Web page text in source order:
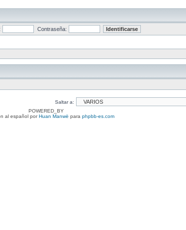
Contraseña:
Saltar a:
POWERED_BY
al español porHuan Manwë para phpbb-es.com